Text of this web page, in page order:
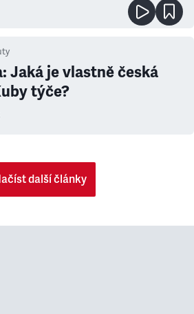
Jaká je vlastně česká
týče?
další články